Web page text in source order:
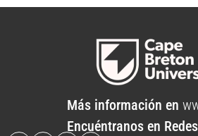
Más información en
Encuéntranos en